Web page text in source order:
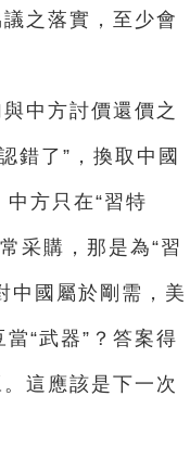
之落實，至少會
中方討價還價之
錯了”，換取中國
方只在“習特
采購，那是為“習
中國屬於剛需，美
“武器”？答案得
這應該是下一次